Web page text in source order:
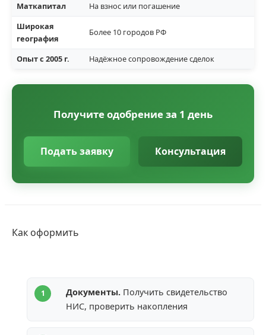
Маткапитал
На взнос или погашение
Широкая
география
Более 10 городов РФ
Опыт с 2005 г. Надёжное сопровождение сделок
Получите одобрение за 1 день
Подать заявку Консультация
Как оформить
Документы. Получить свидетельство
НИС, проверить накопления